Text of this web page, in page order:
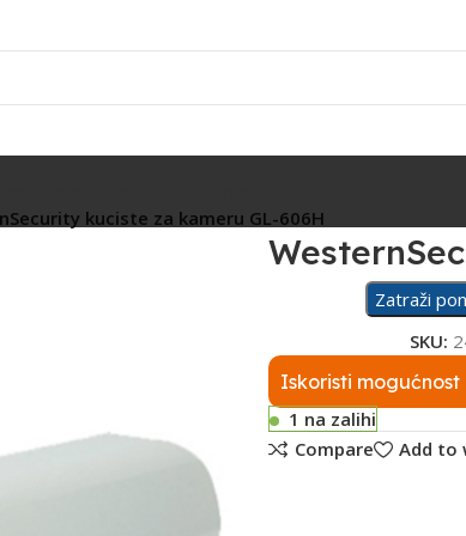
kuciste za kameru GL-606H
Zatraži
SKU:
Iskoristi
1 na zalihi
Compare
Add to